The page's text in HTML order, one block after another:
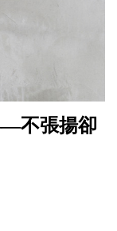
不張揚卻